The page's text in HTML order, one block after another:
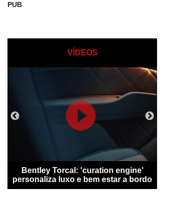
PUB
VÍDEOS
Bentley Torcal: 'curation engine'
personaliza luxo e bem estar a bordo